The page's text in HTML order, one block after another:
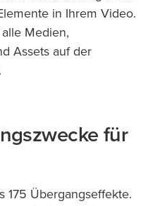
in Ihrem Video.
Medien,
Assets auf der
für
175 Übergangseffekte.